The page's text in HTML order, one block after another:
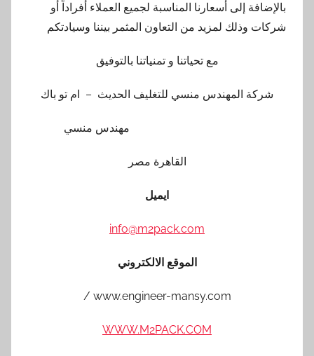
بالإضافة إلى أسعارنا المناسبة لجميع العملاء أفراداً أو
شركات وذلك لمزيد من التعاون المثمر بيننا وسيادتكم
مع تحياتنا و تمنياتنا بالتوفيق
شركة المهندس منسي للتغليف الحديث – ام تو باك
مهندس منسي
القاهرة مصر
ايميل
info@m2pack.com
الموقع الالكتروني
www.engineer-mansy.com /
WWW.M2PACK.COM